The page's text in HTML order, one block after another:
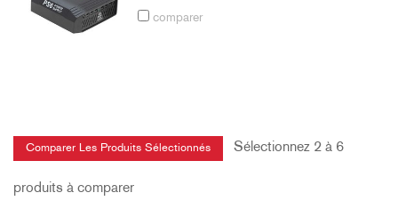
comparer
Sélectionnez 2 à 6
produits à comparer